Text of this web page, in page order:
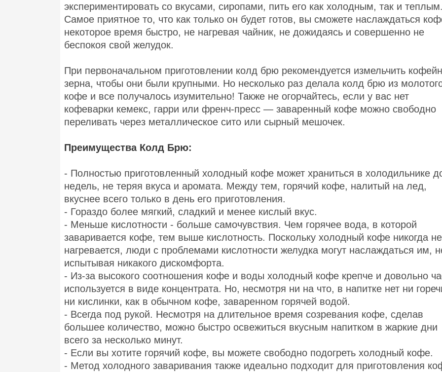
экспериментировать со вкусами, сиропами, пить его как холодным, так и теплым.
Самое приятное то, что как только он будет готов, вы сможете наслаждаться
некоторое время быстро, не нагревая чайник, не дожидаясь и совершенно не
беспокоя свой желудок.
При первоначальном приготовлении колд брю рекомендуется измельчить
зерна, чтобы они были крупными. Но несколько раз делала колд брю из
кофе и все получалось изумительно! Также не огорчайтесь, если у вас нет
кофеварки кемекс, гарри или френч-пресс — заваренный кофе можно свободно
переливать через металлическое сито или сырный мешочек.
Преимущества Колд Брю:
- Полностью приготовленный холодный кофе может храниться в холодильнике
недель, не теряя вкуса и аромата. Между тем, горячий кофе, налитый на лед,
вкуснее всего только в день его приготовления.
- Гораздо более мягкий, сладкий и менее кислый вкус.
- Меньше кислотности - больше самочувствия. Чем горячее вода, в которой
заваривается кофе, тем выше кислотность. Поскольку холодный кофе никогда не
нагревается, люди с проблемами кислотности желудка могут наслаждаться им,
испытывая никакого дискомфорта.
- Из-за высокого соотношения кофе и воды холодный кофе крепче и довольно
используется в виде концентрата. Но, несмотря ни на что, в напитке нет ни
ни кислинки, как в обычном кофе, заваренном горячей водой.
- Всегда под рукой. Несмотря на длительное время созревания кофе, сделав
большее количество, можно быстро освежиться вкусным напитком в жаркие дни
всего за несколько минут.
- Если вы хотите горячий кофе, вы можете свободно подогреть холодный кофе.
- Метод холодного заваривания также идеально подходит для приготовления